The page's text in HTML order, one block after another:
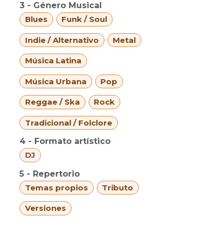
3 - Género Musical
Blues
Funk / Soul
Indie / Alternativo Metal
Música Latina
Música Urbana Pop
Reggae / Ska Rock
Tradicional / Folclore
4 - Formato artístico
DJ
5 - Repertorio
Temas propios
Tributo
Versiones